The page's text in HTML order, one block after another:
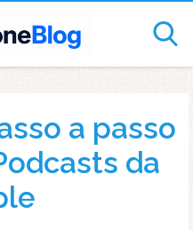
a passo
da